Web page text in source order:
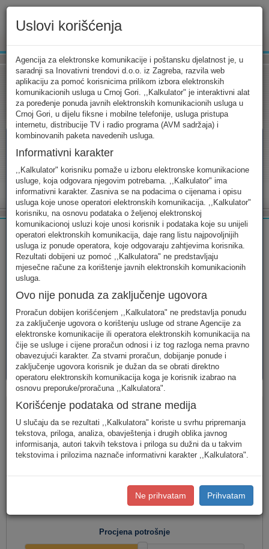
Tarifni kalkulator Uslovi korišćenja Kontakt
Tarifni kalkulator
Odaberite usluge koje koristite, popunite sva potrebna polja i
izaberite za sebe ono najbolje...
FIKSNA MOBILNA INTERNET
AVM
usluge
PAKETI
usluga
Fiksna telefonija
Jednostavan unos
(Za jednostavan unos raspodjela
korisnika u Crnoj Gori.)
(Za definisanje raspodjele saobraćaja prema
konkretnim destinacijama, koristite detaljan unos potrošnje.)
Procjena potrošnje
Uslovi korišćenja
Agencija za elektronske komunikacije i poštansku djelatnost je, u
saradnji sa Inovativni trendovi d.o.o. iz Zagreba, razvila web
aplikaciju za pomoć korisnicima prilikom izbora elektronskih
komunikacionih usluga u Crnoj Gori. ,,Kalkulator" je interaktivni alat
za poređenje ponuda javnih elektronskih komunikacionih usluga u
Crnoj Gori, u dijelu fiksne i mobilne telefonije, usluga pristupa
internetu, distribucije TV i radio programa (AVM sadržaja) i
kombinovanih paketa navedenih usluga.
Informativni karakter
,,Kalkulator" korisniku pomaže u izboru elektronske komunikacione
usluge, koja odgovara njegovim potrebama. ,,Kalkulator" ima
informativni karakter. Zasniva se na podacima o cijenama i opisu
usluga koje unose operatori elektronskih komunikacija. ,,Kalkulator"
korisniku, na osnovu podataka o željenoj elektronskoj
komunikacionoj usluzi koje unosi korisnik i podataka koje su unijeli
operatori elektronskih komunikacija, daje rang listu najpovoljnijih
usluga iz ponude operatora, koje odgovaraju zahtjevima korisnika.
Rezultati dobijeni uz pomoć ,,Kalkulatora" ne predstavljaju
mjesečne račune za korištenje javnih elektronskih komunikacionih
usluga.
Ovo nije ponuda za zaključenje ugovora
Proračun dobijen korišćenjem ,,Kalkulatora" ne predstavlja ponudu
za zaključenje ugovora o korištenju usluge od strane Agencije za
elektronske komunikacije ili operatora elektronskih komunikacija na
čije se usluge i cijene proračun odnosi i iz tog razloga nema pravno
obavezujući karakter. Za stvarni proračun, dobijanje ponude i
zaključenje ugovora korisnik je dužan da se obrati direktno
operatoru elektronskih komunikacija koga je korisnik izabrao na
osnovu preporuke/proračuna ,,Kalkulatora".
Korišćenje podataka od strane medija
U slučaju da se rezultati ,,Kalkulatora" koriste u svrhu pripremanja
tekstova, priloga, analiza, obavještenja i drugih oblika javnog
informisanja, autori takvih tekstova i priloga su dužni da u takvim
tekstovima i prilozima naznače informativni karakter ,,Kalkulatora".
Ne prihvatam Prihvatam